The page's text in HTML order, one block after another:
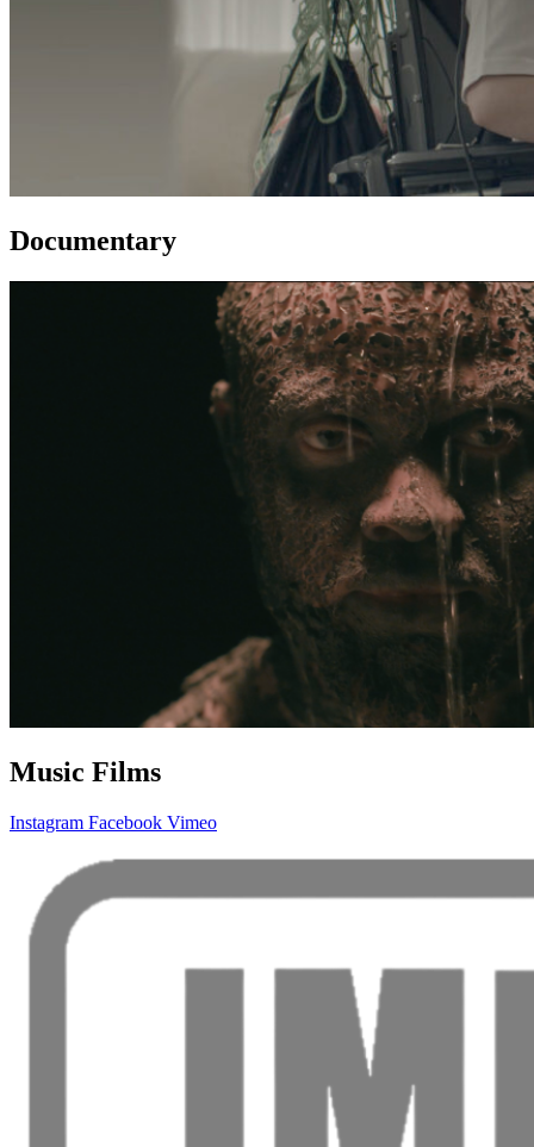
Documentary
Music Films
Instagram Facebook Vimeo